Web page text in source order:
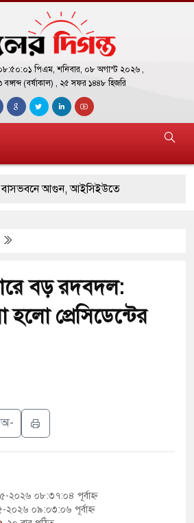
পিএম, শনিবার, ০৮ অগাস্ট ২০২৬ ,
(বর্ষাকাল) , ২৫ সফর ১৪৪৮ হিজরি
বাসভবনে আগুন, আইসিইউতে
ব্যাটালিয়ন
নিহত
হামলাকারীর আত্মহত্যা
কঠোর হুঁশিয়ারি ইরানের
ছাড় দেওয়া হবে না:
বড় রদবদল:
হলো প্রেসিডেন্টের
অ-
০৮:৩৭:০৪ পূর্বাহ্ন
০৯:০৩:০৬ পূর্বাহ্ন